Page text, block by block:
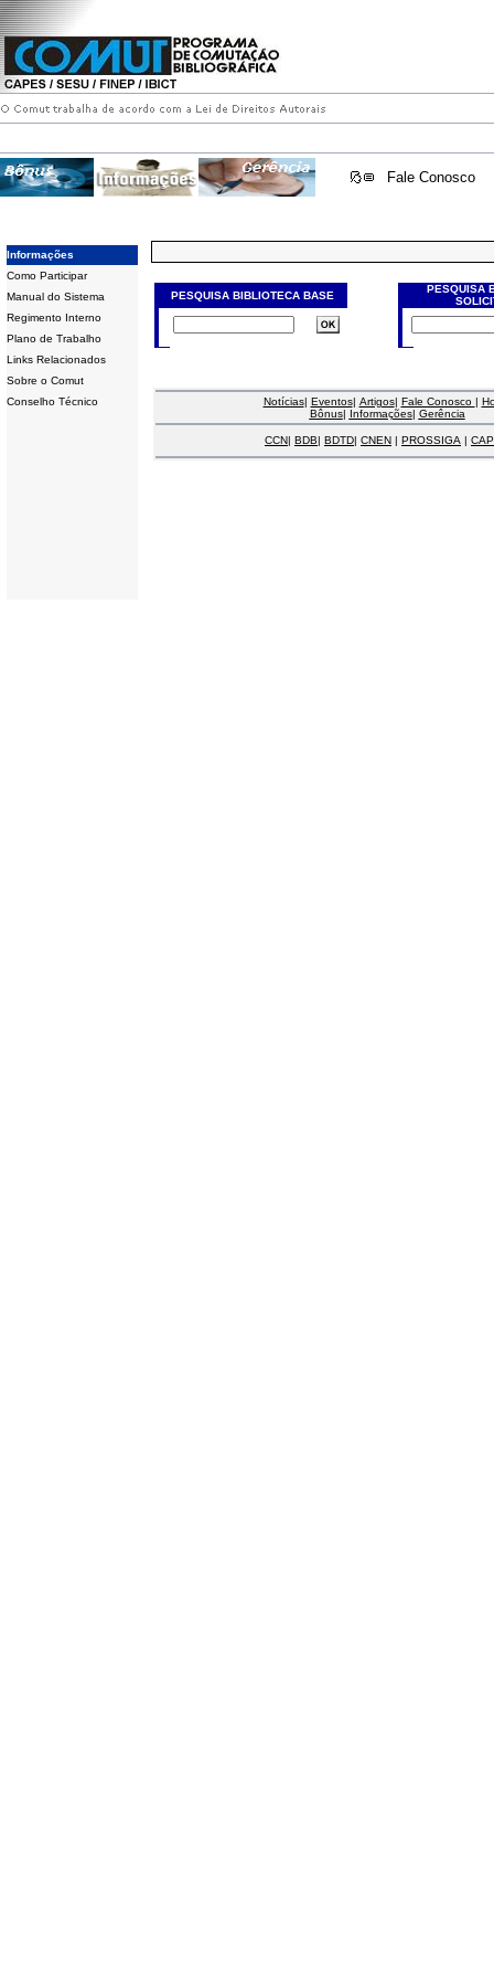
Fale Conosco
Informações
Como Participar
Manual do Sistema
Regimento Interno
Plano de Trabalho
Links Relacionados
Sobre o Comut
Conselho Técnico
PESQUISA BIBLIOTECA BASE
PESQUISA
Notícias| Eventos| Artigos| Fale Conosco |
Bônus| Informações| Gerência
CCN| BDB| BDTD| CNEN | PROSSIGA |